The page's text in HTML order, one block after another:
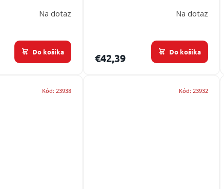
Na dotaz
Do košíka
Na dotaz
€42,39 Do košíka
Kód: 23938 Kód:23932